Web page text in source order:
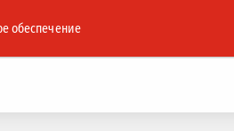
обеспечение